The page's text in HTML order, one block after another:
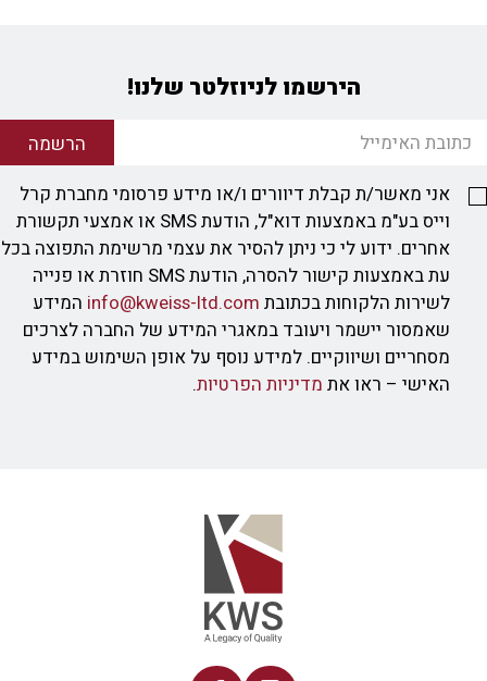
הירשמו לניוזלטר שלנו!
הרשמה
אני מאשר/ת קבלת דיוורים ו/או מידע פרסומי מחברת קרל
וייס בע"מ באמצעות דוא"ל, הודעת SMS או אמצעי תקשורת
אחרים. ידוע לי כי ניתן להסיר את עצמי מרשימת התפוצה בכל
עת באמצעות קישור להסרה, הודעת SMS חוזרת או פנייה
לשירות הלקוחות בכתובת info@kweiss-ltd.com המידע
שאמסור יישמר ויעובד במאגרי המידע של החברה לצרכים
מסחריים ושיווקיים. למידע נוסף על אופן השימוש במידע
האישי – ראו את מדיניות הפרטיות.